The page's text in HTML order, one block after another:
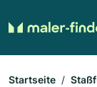
Startseite